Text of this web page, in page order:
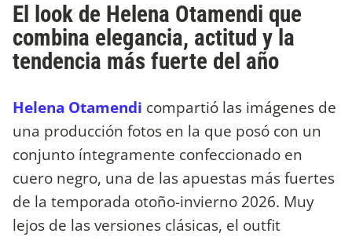
El look de Helena Otamendi que
combina elegancia, actitud y la
tendencia más fuerte del año
Helena Otamendi compartió las imágenes de
una producción fotos en la que posó con un
conjunto íntegramente confeccionado en
cuero negro, una de las apuestas más fuertes
de la temporada otoño-invierno 2026. Muy
lejos de las versiones clásicas, el outfit